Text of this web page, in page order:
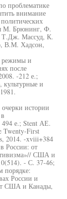
проблематике
внимание
М. Брюнинг, Ф.
Массуд, К.
В.М. Хадсон,
режимы и
после
-212 е.;
и
истории
494 е.; Stent АЕ.
Twenty-First
2014. -xviii+384
России: от
США и
- С. 37-46;
России и
США и Канады,